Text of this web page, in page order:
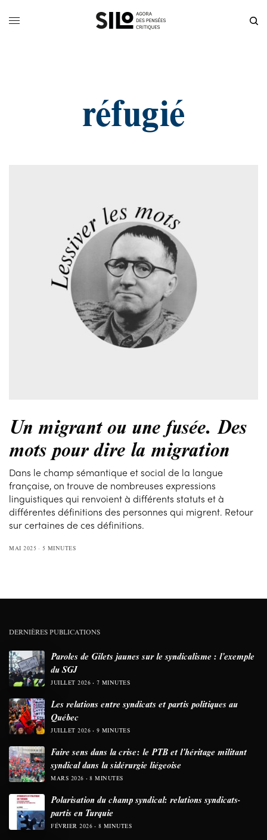
réfugié
Un migrant ou une fusée. Des
mots pour dire la migration
Dans le champ sémantique et social de la langue
française, on trouve de nombreuses expressions
linguistiques qui renvoient à différents statuts et à
différentes définitions des personnes qui migrent. Retour
sur certaines de ces définitions.
MAI 2025 5 MINUTES
DERNIÈRES PUBLICATIONS
Paroles de Gilets jaunes sur le syndicalisme : l’exemple
du SGJ
JUILLET 2026 7 MINUTES
Les relations entre syndicats et partis politiques au
Québec
JUILLET 2026 9 MINUTES
Faire sens dans la crise: le PTB et l’héritage militant
syndical dans la sidérurgie liégeoise
MARS 2026 8 MINUTES
Polarisation du champ syndical: relations syndicats-
partis en Turquie
FÉVRIER 2026 8 MINUTES